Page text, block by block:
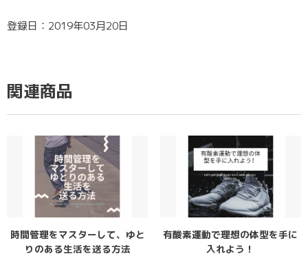
登録日：2019年03月20日
関連商品
時間管理をマスターして、ゆと
りのある生活を送る方法
有酸素運動で理想の体型を手に
入れよう！